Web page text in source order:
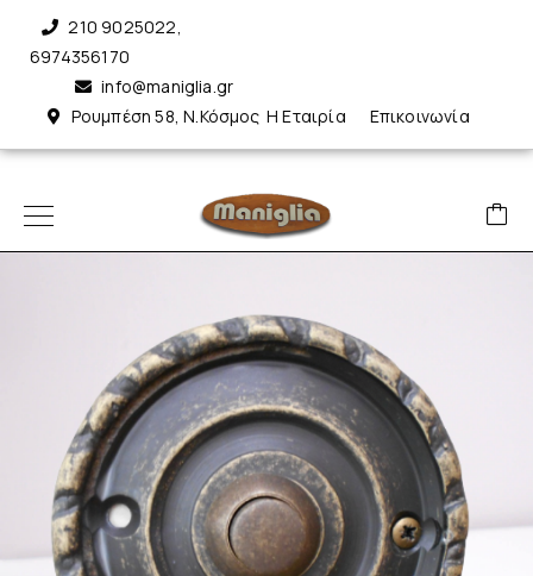
210 9025022,
6974356170
info@maniglia.gr
Ρουμπέση 58, Ν.Κόσμος Η Εταιρία Επικοινωνία